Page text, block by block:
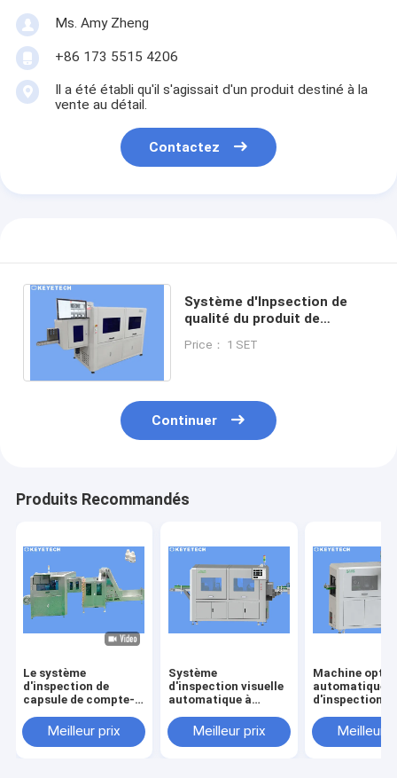
Ms. Amy Zheng
+86 173 5515 4206
Il a été établi qu'il s'agissait d'un produit destiné à la
vente au détail.
Contactez
Système d'Inpsection de
qualité du produit de
produit de garantie de 1 an
Price： 1 SET
Continuer
Produits Recommandés
Le système
d'inspection de
capsule de compte-
déserte le détecteur
pour le
Meilleur prix
Système
d'inspection visuelle
automatique à
le contrôle de qualité
d'image
Meilleur prix
Machine
automatique
d'inspection
de surface de
produit
Meilleur